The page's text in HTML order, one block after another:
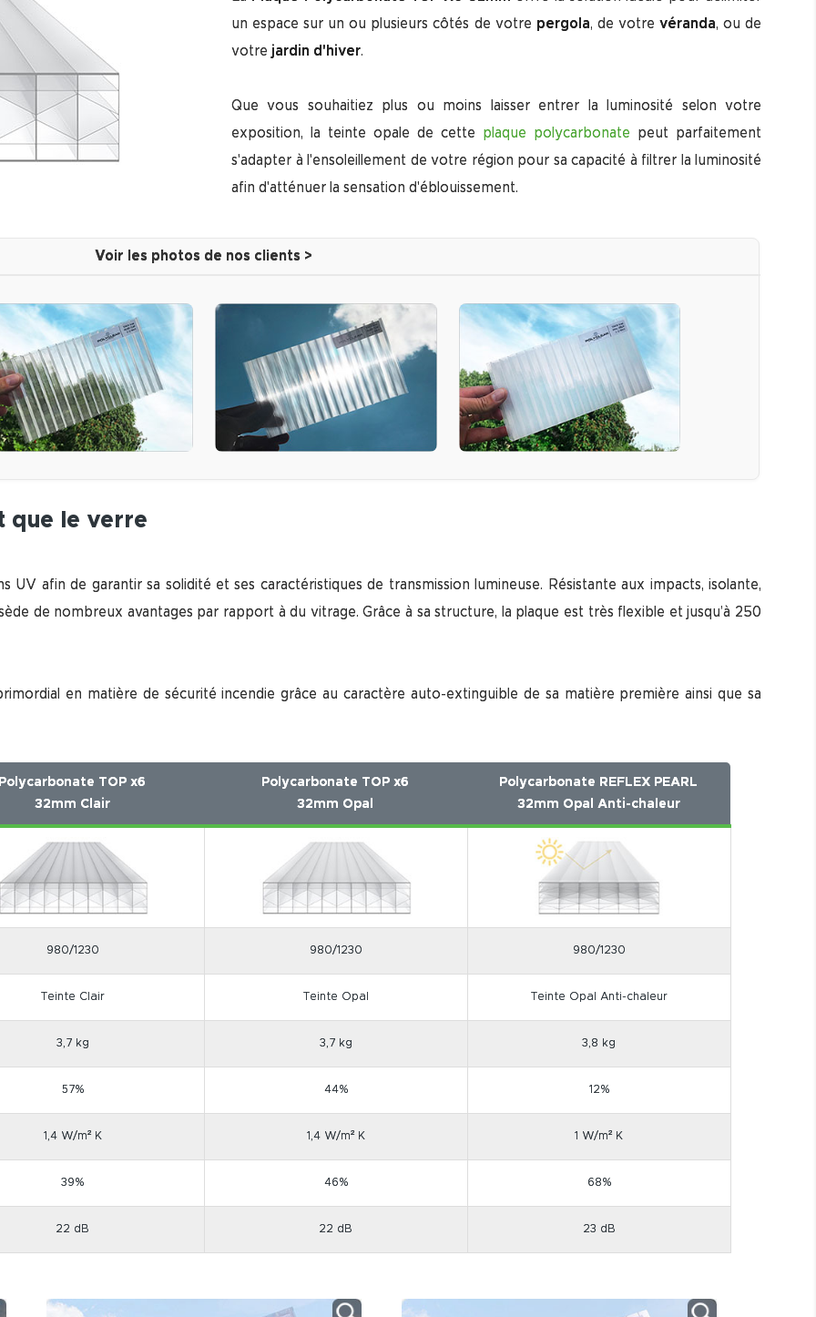
un espace sur un ou plusieurs côtés de votre pergola, de votre véranda, ou de
votre jardin d'hiver.
Que vous souhaitiez plus ou moins laisser entrer la luminosité selon votre
exposition, la teinte opale de cette plaque polycarbonate peut parfaitement
s'adapter à l'ensoleillement de votre région pour sa capacité à filtrer la luminosité
afin d'atténuer la sensation d'éblouissement.
Voir les photos de nos clients >
que le verre
afin de garantir sa solidité et ses caractéristiques de transmission lumineuse. Résistante aux impacts, isolante,
de nombreux avantages par rapport à du vitrage. Grâce à sa structure, la plaque est très flexible et jusqu’à 250
en matière de sécurité incendie grâce au caractère auto-extinguible de sa matière première ainsi que sa
TOP x6
32mm Clair
Polycarbonate TOP x6
32mm Opal
Polycarbonate REFLEX PEARL
32mm Opal Anti-chaleur
980/1230 980/1230 980/1230
Teinte Clair Teinte Opal Teinte Opal Anti-chaleur
3,7 kg 3,7 kg 3,8 kg
57% 44% 12%
1,4 W/m² K 1,4 W/m² K 1 W/m² K
39% 46% 68%
22 dB 22 dB 23 dB